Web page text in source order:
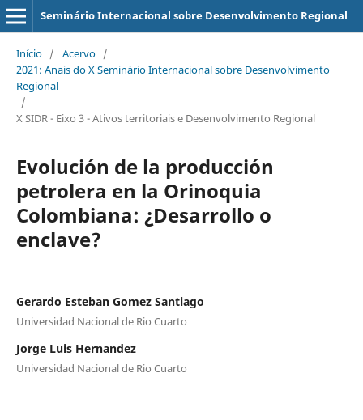
Seminário Internacional sobre Desenvolvimento Regional
Início / Acervo /
2021: Anais do X Seminário Internacional sobre Desenvolvimento
Regional
/
X SIDR - Eixo 3 - Ativos territoriais e Desenvolvimento Regional
Evolución de la producción
petrolera en la Orinoquia
Colombiana: ¿Desarrollo o
enclave?
Gerardo Esteban Gomez Santiago
Universidad Nacional de Rio Cuarto
Jorge Luis Hernandez
Universidad Nacional de Rio Cuarto